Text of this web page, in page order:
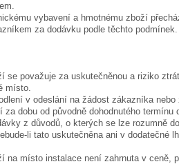
vybavení a hmotnému zboží
za dodávku podle těchto podmínek.
se považuje za uskutečněnou a riziko
místo.
v odeslání na žádost zákazníka
dobu od původně dohodnutého
z důvodů, o kterých se lze rozumně
li tato uskutečněna ani v dodatečné
na místo instalace není zahrnuta v ceně,